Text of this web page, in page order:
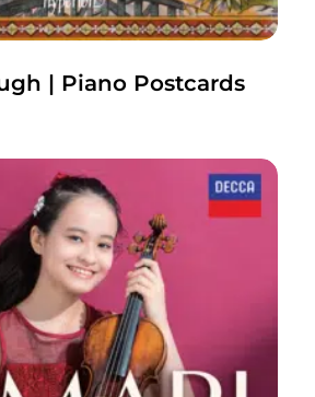
| Piano Postcards